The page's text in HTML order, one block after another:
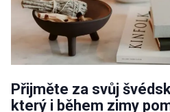
Přijměte za svůj
který i během zimy